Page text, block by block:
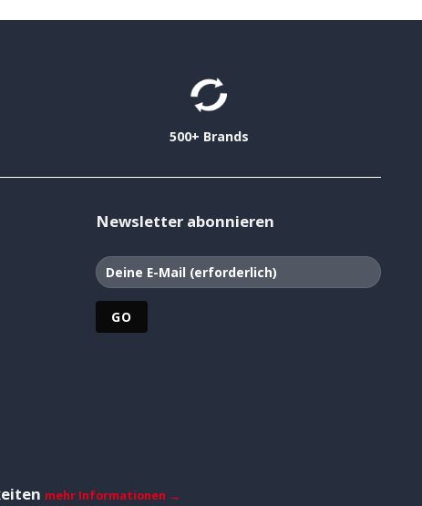
500+ Brands
Newsletter abonnieren
mehr Informationen →